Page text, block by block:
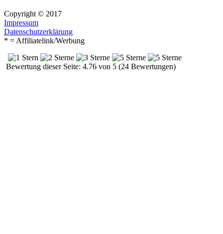
Copyright © 2017
Impressum
Datenschutzerklärung
* = Affiliatelink/Werbung
Bewertung dieser Seite: 4.76 von 5 (24 Bewertungen)